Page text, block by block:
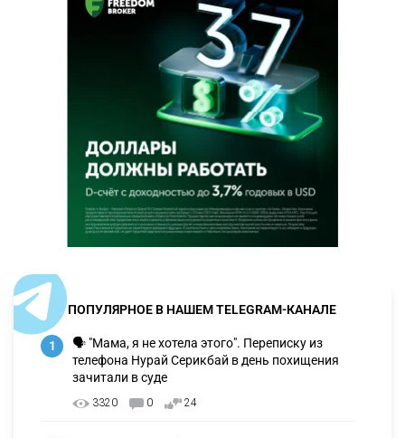
ПОПУЛЯРНОЕ В НАШЕМ TELEGRAM-КАНАЛЕ
1
🗣 "Мама, я не хотела этого". Переписку из
телефона Нурай Серикбай в день похищения
зачитали в суде
3320 0 24